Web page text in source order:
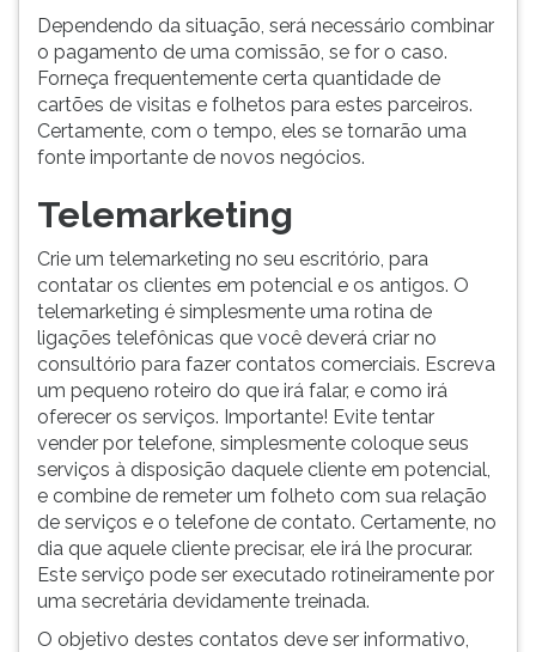
Dependendo da situação, será necessário combinar
o pagamento de uma comissão, se for o caso.
Forneça frequentemente certa quantidade de
cartões de visitas e folhetos para estes parceiros.
Certamente, com o tempo, eles se tornarão uma
fonte importante de novos negócios.
Telemarketing
Crie um telemarketing no seu escritório, para
contatar os clientes em potencial e os antigos. O
telemarketing é simplesmente uma rotina de
ligações telefônicas que você deverá criar no
consultório para fazer contatos comerciais. Escreva
um pequeno roteiro do que irá falar, e como irá
oferecer os serviços. Importante! Evite tentar
vender por telefone, simplesmente coloque seus
serviços à disposição daquele cliente em potencial,
e combine de remeter um folheto com sua relação
de serviços e o telefone de contato. Certamente, no
dia que aquele cliente precisar, ele irá lhe procurar.
Este serviço pode ser executado rotineiramente por
uma secretária devidamente treinada.
O objetivo destes contatos deve ser informativo,